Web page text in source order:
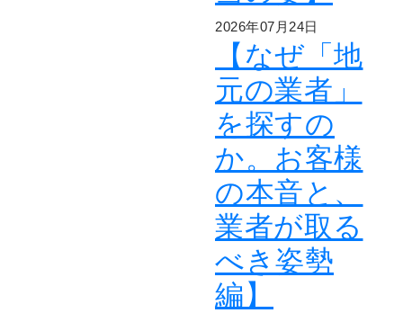
2026年07月24日
【なぜ「地
元の業者」
を探すの
か。お客様
の本音と、
業者が取る
べき姿勢
編】